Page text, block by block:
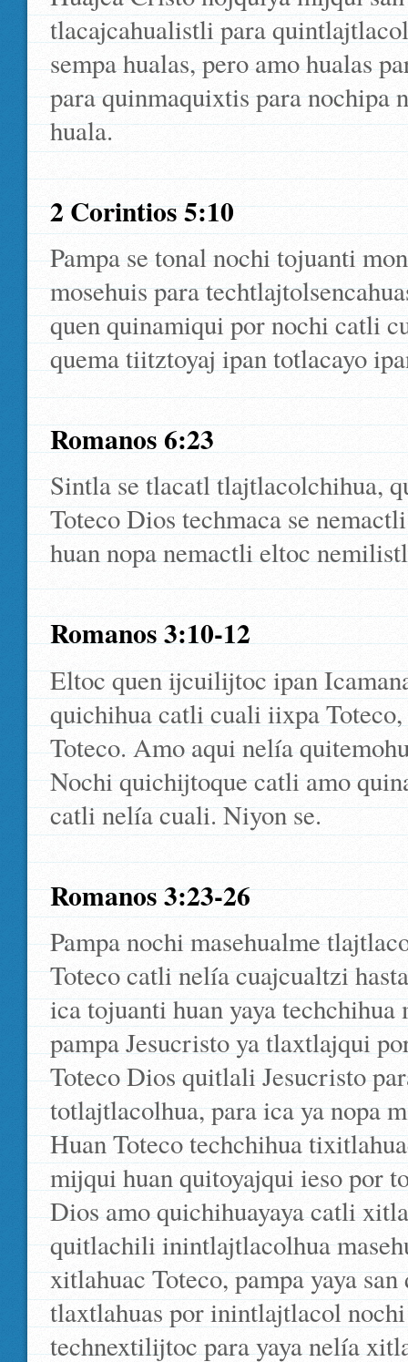
tlacajcahualistli para
sempa hualas, pero amo hualas
para quinmaquixtis para
huala.
2 Corintios 5:10
Pampa se tonal nochi tojuanti
mosehuis para
quen quinamiqui por nochi catli
quema tiitztoyaj ipan totlacayo
Romanos 6:23
Sintla se tlacatl tlajtlacolchihua,
Toteco Dios techmaca se
huan nopa nemactli eltoc
Romanos 3:10-12
Eltoc quen ijcuilijtoc ipan
quichihua catli cuali iixpa
Toteco. Amo aqui nelía
Nochi quichijtoque catli amo
catli nelía cuali. Niyon se.
Romanos 3:23-26
Pampa nochi masehualme
Toteco catli nelía cuajcualtzi
ica tojuanti huan yaya
pampa Jesucristo ya tlaxtlajqui
Toteco Dios quitlali Jesucristo
totlajtlacolhua, para ica ya nopa
Huan Toteco techchihua
mijqui huan quitoyajqui ieso por
Dios amo quichihuayaya catli
quitlachili inintlajtlacolhua
xitlahuac Toteco, pampa yaya
tlaxtlahuas por inintlajtlacol
technextilijtoc para yaya nelía